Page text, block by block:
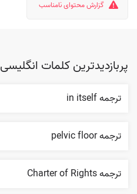
گزارش محتوای نامناسب
پربازدیدترین کلمات انگلیسی
ترجمه in itself
ترجمه pelvic floor
ترجمه Charter of Rights